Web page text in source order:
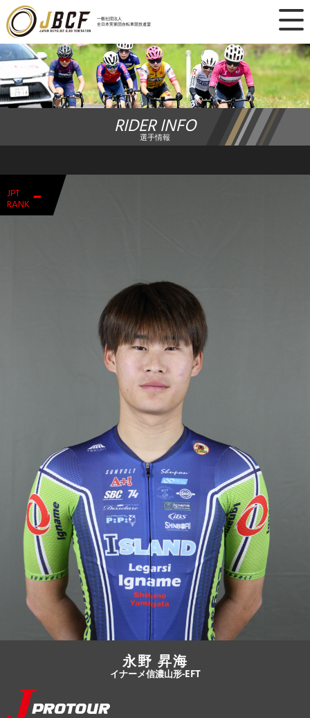
一般社団法人
全日本実業団自転車競技連盟
×
ニュース
レース日程
ランキング
エントリー
JBCF ROAD SERIESとは
RIDER INFO
選手情報
JPT
RANK -
永野 昇海
イナーメ信濃山形-EFT